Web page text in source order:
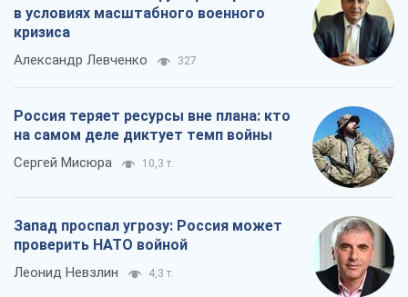
в условиях масштабного военного
кризиса
Александр Левченко 327
Россия теряет ресурсы вне плана: кто
на самом деле диктует темп войны
Сергей Мисюра 10,3 т.
Запад проспал угрозу: Россия может
проверить НАТО войной
Леонид Невзлин 4,3 т.